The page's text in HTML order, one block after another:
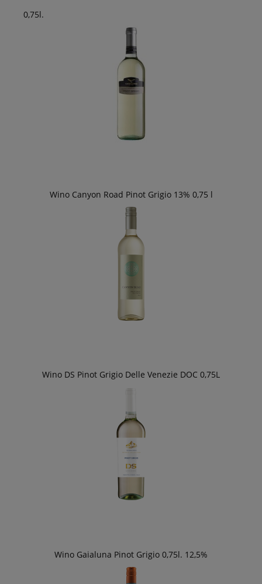
0,75l.
Wino Canyon Road Pinot Grigio 13% 0,75 l
Wino DS Pinot Grigio Delle Venezie DOC 0,75L
Wino Gaialuna Pinot Grigio 0,75l. 12,5%